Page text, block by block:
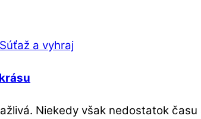
Súťaž a vyhraj
Niekedy však nedostatok